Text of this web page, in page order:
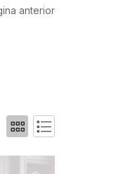
anterior